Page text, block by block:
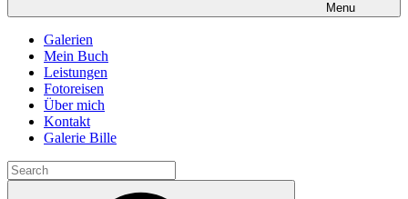
Menu
Galerien
Mein Buch
Leistungen
Fotoreisen
Über mich
Kontakt
Galerie Bille
Search
for: